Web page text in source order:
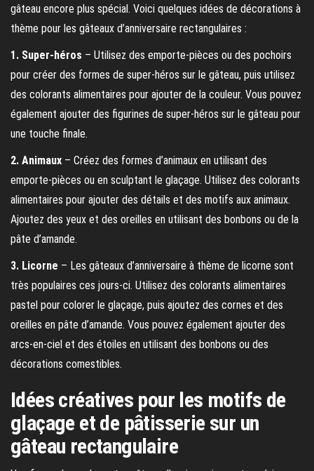
gâteau encore plus spécial. Voici quelques idées de décorations à
thème pour les gâteaux d’anniversaire rectangulaires :
1. Super-héros – Utilisez des emporte-pièces ou des pochoirs
pour créer des formes de super-héros sur le gâteau, puis utilisez
des colorants alimentaires pour ajouter de la couleur. Vous pouvez
également ajouter des figurines de super-héros sur le gâteau pour
une touche finale.
2. Animaux – Créez des formes d’animaux en utilisant des
emporte-pièces ou en sculptant le glaçage. Utilisez des colorants
alimentaires pour ajouter des détails et des motifs aux animaux.
Ajoutez des yeux et des oreilles en utilisant des bonbons ou de la
pâte d’amande.
3. Licorne – Les gâteaux d’anniversaire à thème de licorne sont
très populaires ces jours-ci. Utilisez des colorants alimentaires
pastel pour colorer le glaçage, puis ajoutez des cornes et des
oreilles en pâte d’amande. Vous pouvez également ajouter des
arcs-en-ciel et des étoiles en utilisant des bonbons ou des
décorations comestibles.
Idées créatives pour les motifs de
glaçage et de pâtisserie sur un
gâteau rectangulaire